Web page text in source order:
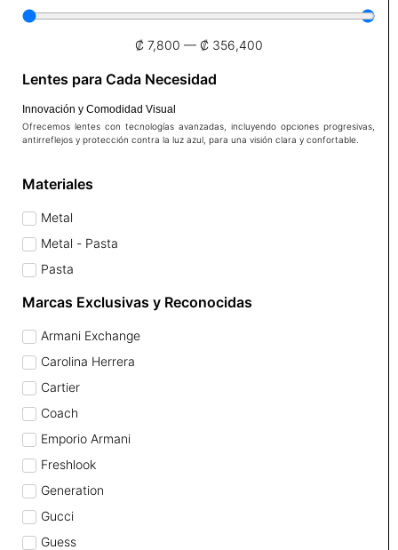
₡ 7,800 — ₡ 356,400
Lentes para Cada Necesidad
Innovación y Comodidad Visual
Ofrecemos lentes con tecnologías avanzadas, incluyendo opciones progresivas,
antirreflejos y protección contra la luz azul, para una visión clara y confortable.
Materiales
Metal
Metal - Pasta
Pasta
Marcas Exclusivas y Reconocidas
Armani Exchange
Carolina Herrera
Cartier
Coach
Emporio Armani
Freshlook
Generation
Gucci
Guess